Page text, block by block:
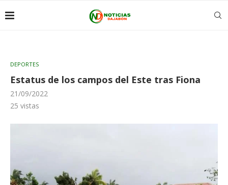
DEPORTES
Estatus de los campos del Este tras Fiona
21/09/2022
25 vistas